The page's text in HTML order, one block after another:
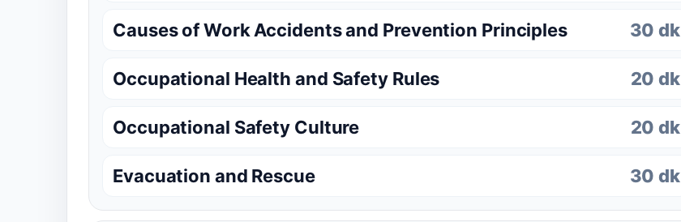
Causes of Work Accidents and Prevention Principles 30 dk
Occupational Health and Safety Rules 20 dk
Occupational Safety Culture 20 dk
Evacuation and Rescue 30 dk